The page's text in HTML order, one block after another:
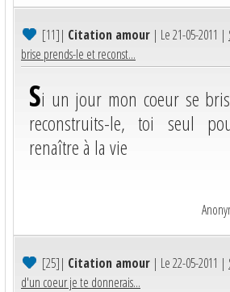
[11]| Citation amour | Le 21-05-2011 |
brise prends-le et reconst...
Si un jour mon coeur se
reconstruits-le, toi seul
renaître à la vie
[25]| Citation amour | Le 22-05-2011 |
d'un coeur je te donnerais...